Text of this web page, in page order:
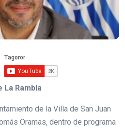
La Rambla
de la Villa de San Juan
Oramas, dentro de programa